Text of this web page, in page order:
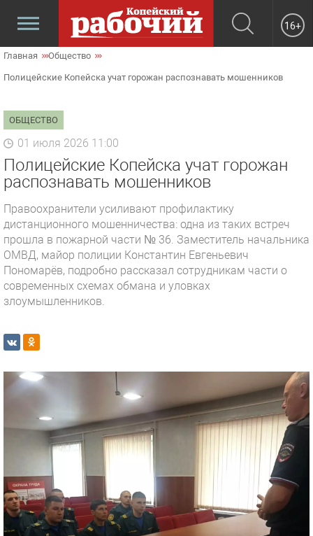
16+
Главная Общество
Полицейские Копейска учат горожан распознавать мошенников
ОБЩЕСТВО
01 июля 2026 11:00
Полицейские Копейска учат горожан
распознавать мошенников
Правоохранители усиливают профилактику
дистанционного мошенничества: одна из таких встреч
прошла в пожарной части № 36. Заместитель начальника
ОМВД, майор полиции Константин Евгеньевич
Пономарёв, подробно рассказал сотрудникам части о
современных схемах обмана и уловках
злоумышленников.